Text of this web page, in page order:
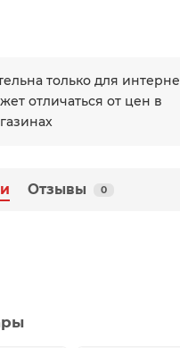
только для
отличаться от цен в
Отзывы 0